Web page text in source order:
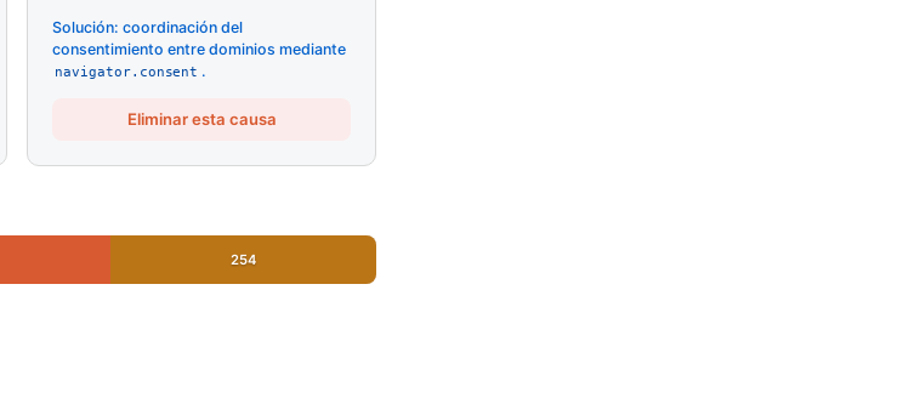
Solución: coordinación del
consentimiento entre dominios mediante
navigator.consent .
Eliminar esta causa
254